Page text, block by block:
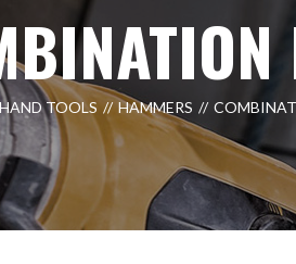
HAND TOOLS HAMMERS